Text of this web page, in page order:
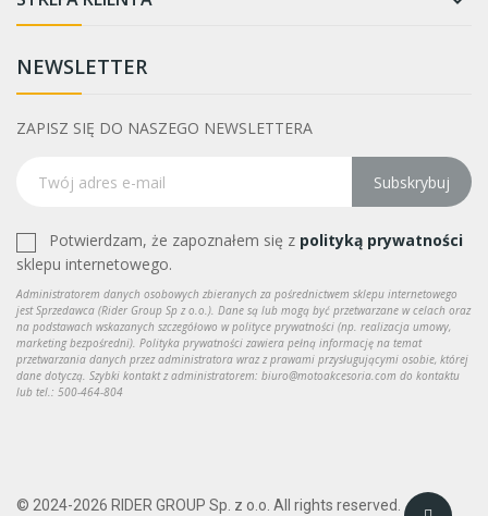
NEWSLETTER
ZAPISZ SIĘ DO NASZEGO NEWSLETTERA
Subskrybuj
Potwierdzam, że zapoznałem się z polityką prywatności
sklepu internetowego.
Administratorem danych osobowych zbieranych za pośrednictwem sklepu internetowego
jest Sprzedawca (Rider Group Sp z o.o.). Dane są lub mogą być przetwarzane w celach oraz
na podstawach wskazanych szczegółowo w polityce prywatności (np. realizacja umowy,
marketing bezpośredni). Polityka prywatności zawiera pełną informację na temat
przetwarzania danych przez administratora wraz z prawami przysługującymi osobie, której
dane dotyczą. Szybki kontakt z administratorem: biuro@motoakcesoria.com do kontaktu
lub tel.: 500-464-804
© 2024-2026 RIDER GROUP Sp. z o.o. All rights reserved.